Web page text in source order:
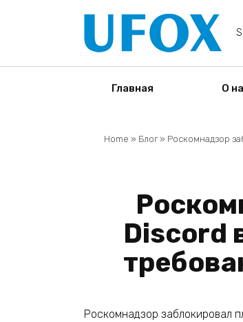
Главная О
Home » Блог» Роскомнадзор
Discord
Роскомнадзор заблокировал